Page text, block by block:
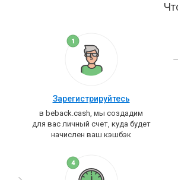
Зарегистрируйтесь
в beback.cash, мы создадим
для вас личный счет, куда будет
начислен ваш кэшбэк